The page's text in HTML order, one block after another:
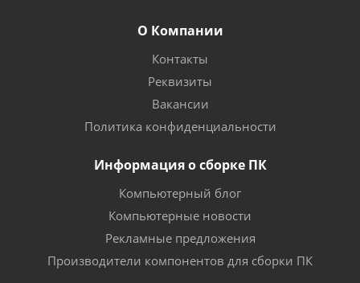
О Компании
Контакты
Реквизиты
Вакансии
Политика конфиденциальности
Информация о сборке ПК
Компьютерный блог
Компьютерные новости
Рекламные предложения
Производители компонентов для сборки ПК